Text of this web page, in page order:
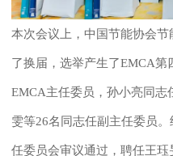
本次会议上，中国节能协会节
了换届，选举产生了EMCA
EMCA主任委员，孙小亮同
雯等26名同志任副主任委员
任委员会审议通过，聘任王